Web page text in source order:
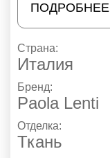
ПОДРОБНЕЕ
Страна:
Италия
Бренд:
Paola Lenti
Отделка:
Ткань